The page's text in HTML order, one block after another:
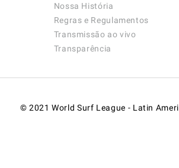
Nossa História
Regras e Regulamentos
Transmissão ao vivo
Transparência
© 2021 World Surf League - Latin